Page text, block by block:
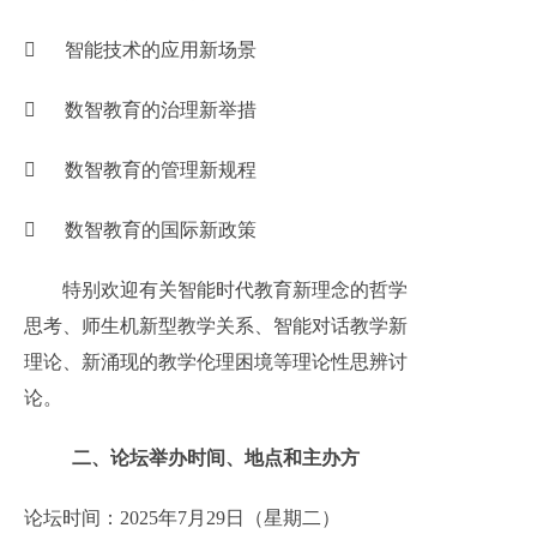
 智能技术的应用新场景
 数智教育的治理新举措
 数智教育的管理新规程
 数智教育的国际新政策
特别欢迎有关智能时代教育新理念的哲学
思考、师生机新型教学关系、智能对话教学新
理论、新涌现的教学伦理困境等理论性思辨讨
论。
二、论坛举办时间、 地点和主办方
论坛时间：2025年7月29日（星期二）